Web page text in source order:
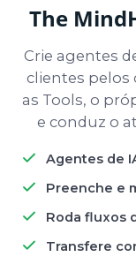
The
Crie agentes
clientes pelos
as Tools, o
e conduz o
Agentes de
Preenche e
Roda fluxos
Transfere